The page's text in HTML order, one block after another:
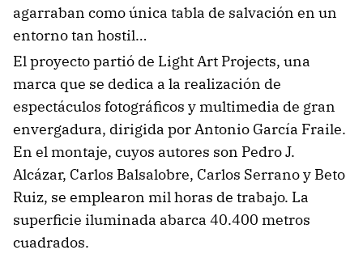
agarraban como única tabla de salvación en un
entorno tan hostil…
El proyecto partió de Light Art Projects, una
marca que se dedica a la realización de
espectáculos fotográficos y multimedia de gran
envergadura, dirigida por Antonio García Fraile.
En el montaje, cuyos autores son Pedro J.
Alcázar, Carlos Balsalobre, Carlos Serrano y Beto
Ruiz, se emplearon mil horas de trabajo. La
superficie iluminada abarca 40.400 metros
cuadrados.